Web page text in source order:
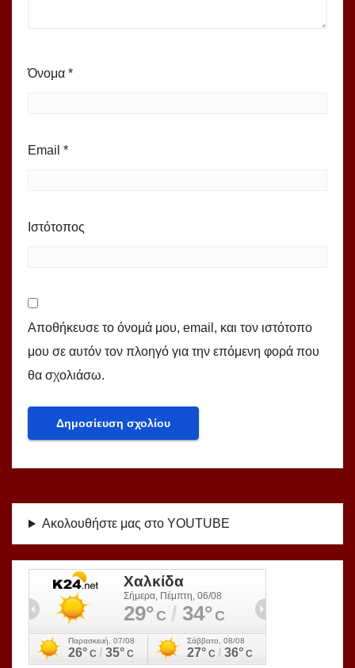
Όνομα *
Email *
Ιστότοπος
Αποθήκευσε το όνομά μου, email, και τον ιστότοπο
μου σε αυτόν τον πλοηγό για την επόμενη φορά που
θα σχολιάσω.
Ακολουθήστε μας στο YOUTUBE